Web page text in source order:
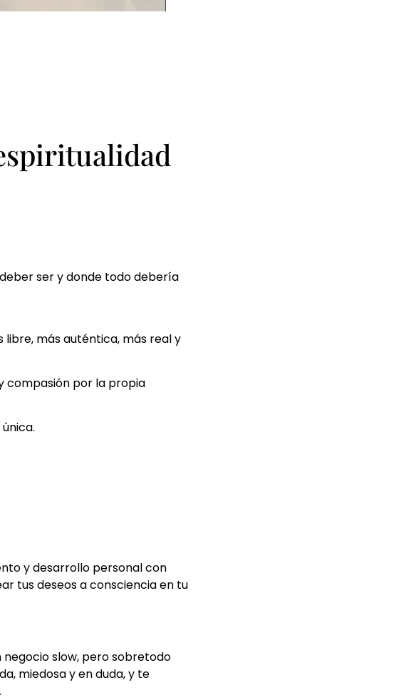
ser y donde todo debería
más auténtica, más real y
compasión por la propia
y desarrollo personal con
tus deseos a consciencia en tu
negocio slow, pero sobretodo
miedosa y en duda, y te